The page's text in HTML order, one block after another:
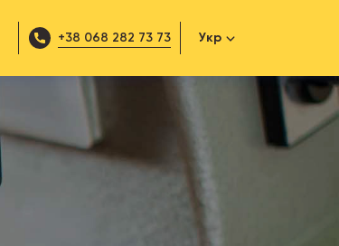
+38 068 282 73 73 Укр